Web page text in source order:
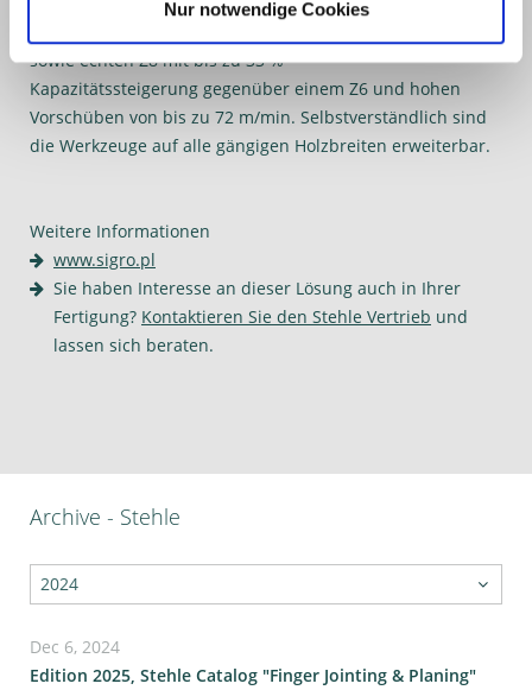
Nur notwendige Cookies
sowie echten Z8 mit bis zu 33 %
Kapazitätssteigerung gegenüber einem Z6 und hohen
Vorschüben von bis zu 72 m/min. Selbstverständlich sind
die Werkzeuge auf alle gängigen Holzbreiten erweiterbar.
Weitere Informationen
www.sigro.pl
Sie haben Interesse an dieser Lösung auch in Ihrer
Fertigung? Kontaktieren Sie den Stehle Vertrieb und
lassen sich beraten.
Archive - Stehle
Dec 6, 2024
Edition 2025, Stehle Catalog "Finger Jointing & Planing"